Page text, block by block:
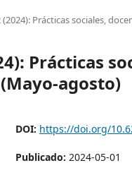
(2024): Prácticas sociales,
Prácticas
agosto)
DOI: https://doi.org/
Publicado: 2024-05-01